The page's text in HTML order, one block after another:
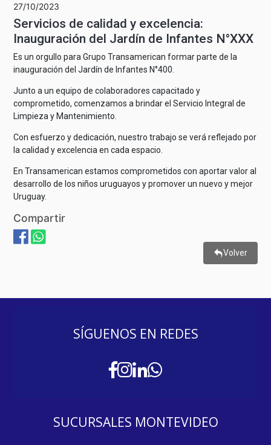
27/10/2023
Servicios de calidad y excelencia:
Inauguración del Jardín de Infantes N°XXX
Es un orgullo para Grupo Transamerican formar parte de la
inauguración del Jardín de Infantes N°400.
Junto a un equipo de colaboradores capacitado y
comprometido, comenzamos a brindar el Servicio Integral de
Limpieza y Mantenimiento.
Con esfuerzo y dedicación, nuestro trabajo se verá reflejado por
la calidad y excelencia en cada espacio.
En Transamerican estamos comprometidos con aportar valor al
desarrollo de los niños uruguayos y promover un nuevo y mejor
Uruguay.
Compartir
Volver
SÍGUENOS EN REDES
SUCURSALES MONTEVIDEO